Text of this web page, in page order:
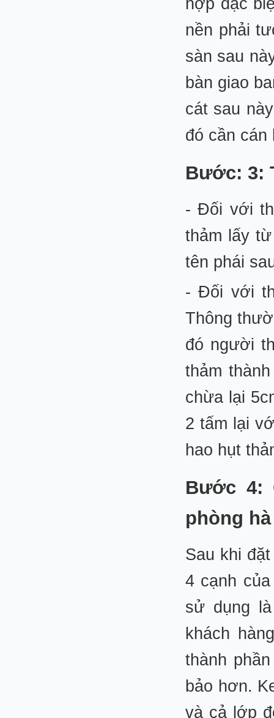
hợp đặc
nền phải
sàn sau
bàn giao
cát sau
đó cần
Bước: 3:
- Đối với
thảm lấy
tên phái
- Đối với
Thông
đó người
thảm
chừa lại
2 tấm lại
hao hụt
Bước 4:
phòng
Sau khi
4 cạnh
sử dụng
khách
thành
bảo hơn.
và cả lớp